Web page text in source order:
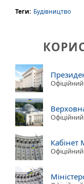
Теги: Будівництво
Кабінет